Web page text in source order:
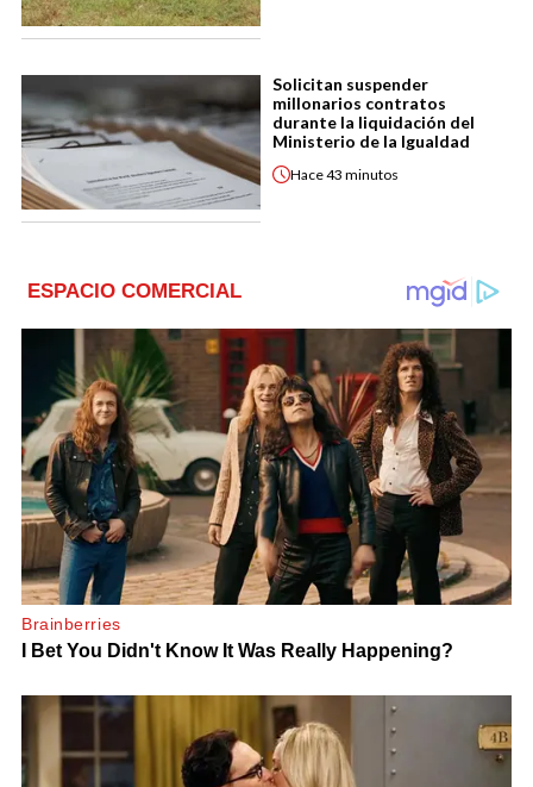
Solicitan suspender
millonarios contratos
durante la liquidación del
Ministerio de la Igualdad
Hace43 minutos